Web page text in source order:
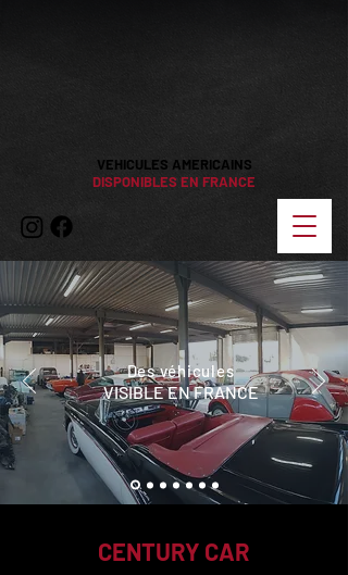
VEHICULES AMERICAINS
DISPONIBLES EN FRANCE
Des véhicules
VISIBLE EN FRANCE
CENTURY CAR